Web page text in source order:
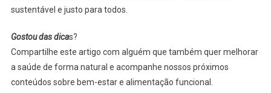
sustentável e justo para todos.
Gostou das dicas?
Compartilhe este artigo com alguém que também quer melhorar
a saúde de forma natural e acompanhe nossos próximos
conteúdos sobre bem-estar e alimentação funcional.